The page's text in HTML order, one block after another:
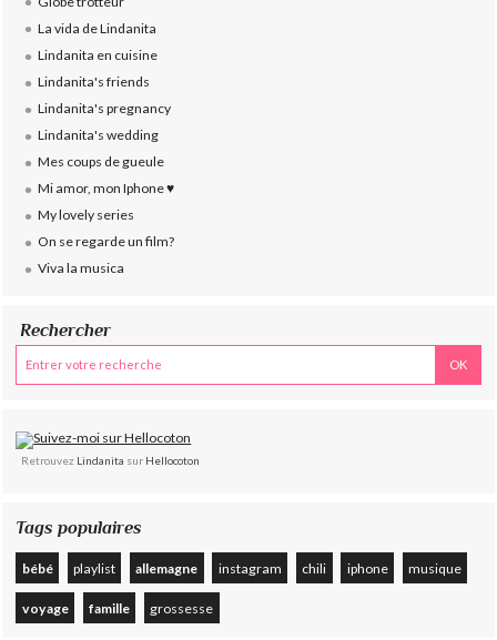
La vida de Lindanita
Lindanita en cuisine
Lindanita's friends
Lindanita's pregnancy
Lindanita's wedding
Mes coups de gueule
Mi amor, mon Iphone ♥
My lovely series
On se regarde un film?
Viva la musica
Rechercher
Retrouvez Lindanita sur Hellocoton
Tags populaires
bébé playlist allemagne instagram chili iphone musique
voyage famille grossesse